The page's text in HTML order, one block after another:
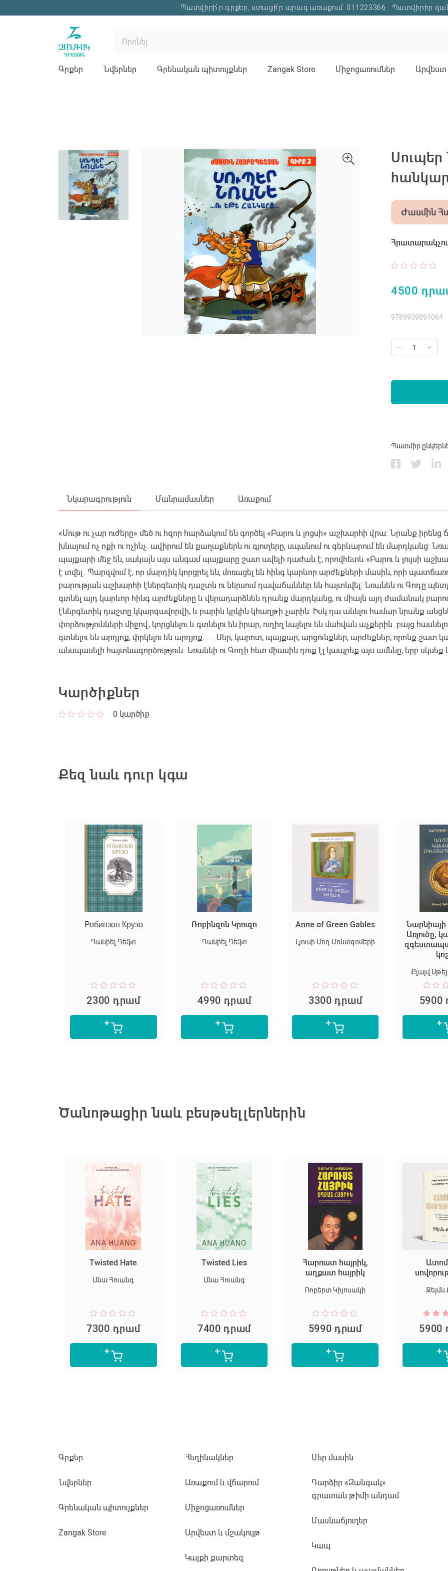
Պատվիրի՛ր գրքեր, ստացի՛ր արագ առաքում: 011223366 Պատվիրիր
Գրքեր Նվերներ Գրենական պիտույքներ Zangak Store Միջոցառումներ Արվեստ
Սուպեր
Ժասմին
4500
9789939891064
Պատմիր
Նկարագրություն Մանրամասներ Առաքում
«Մութ ու չար ուժերը» մեծ ու հզոր հարձակում են գործել «Բարու և լոցսի» աշխարհի վրա: Նրանք
խնայում ոչ ոքի ու ոչինչ. ավիրում են քաղաքներն ու գյուղերը, սպանում ու գերևարում են մարդկանց:
պայքարի մեջ են, սակայն այս անգամ պայքարը շատ ավելի դաժան է, որովհետև «Բարու և լույսի
է տվել. Պարզվում է, որ մարդիկ կորցրել են, մոռացել են հինգ կարևոր արժեքների մասին, որի
բարության աշխարհի էներգետիկ դաշտն ու ներսում դավաճաններ են հայտնվել: Նռանեն ու Գոդը
գտնել այդ կարևոր հինգ արժեքները և վերադարձնեն դրանք մարդկանց, ու միայն այդ ժամանակ
էներգետիկ դաշտը կկարգավորվի, և բարին կրկին կհաղթի չարին: Իսկ դա անելու համար նրանք
փորձությունների միջով, կորցնելու և գտնելու են իրար, ուղիղ նայելու են մահվան աչքերին. բայց
գտնելու են արդյոք, փրկելու են արդյոք... ...Սեր, կարոտ, պայքար, արցունքներ, արժեքներ, որոնք շատ
անսպասելի հայտնագործություն. Նռանեի ու Գոդի հետ միասին դուք էլ կապրեք այս ամենը, երբ սկսեք
Կարծիքներ
0 կարծիք
Քեզ նաև դուր կգա
Робинзон Крузо
Դանիել Դեֆո
2300 դրամ
Ռոբինզոն Կրուզո
Դանիել Դեֆո
4990 դրամ
Anne of Green Gables
Լյուսի Մոդ Մոնտգոմերի
3300 դրամ
Նարնիայի
Առյուծը,
Քլայվ
5900
Ծանոթացիր նաև բեսթսելլերներին
Twisted Hate
Անա Հուանգ
7300 դրամ
Twisted Lies
Անա Հուանգ
7400 դրամ
Հարուստ հայրիկ,
աղքատ հայրիկ
Ռոբերտ Կիյոսակի
5990 դրամ
Ջեյմս
5900
Գրքեր
Նվերներ
Գրենական պիտույքներ
Zangak Store
Հեղինակներ
Առաքում և վճարում
Միջոցառումներ
Արվեստ և մշակույթ
Կայքի քարտեզ
Մեր մասին
Դարձիր «Զանգակ»
գրատան թիմի անդամ
Մասնաճյուղեր
Կապ